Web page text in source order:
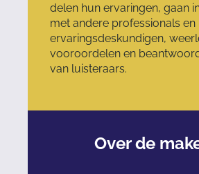
delen hun ervaringen, gaan
met andere professionals en
ervaringsdeskundigen,
vooroordelen en
van luisteraars.
Over de